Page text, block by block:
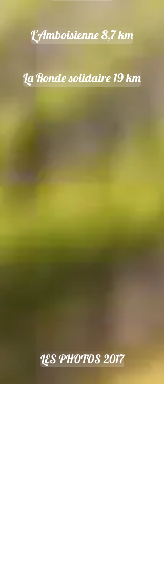
L'Amboisienne 8,7 km
La Ronde solidaire 19 km
LES PHOTOS 2017